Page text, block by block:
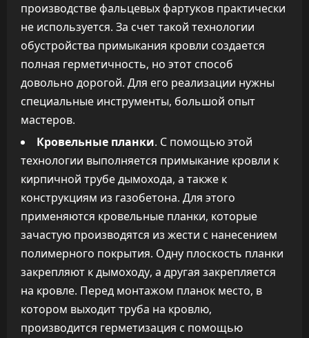
производстве фальцевых фартуков практически
не используется. За счет такой технологии
обустройства примыкания кровли создается
полная герметичность, но этот способ
довольно дорогой. Для его реализации нужны
специальные инструменты, большой опыт
мастеров.
Кровельные планки. С помощью этой
технологии выполняется примыкание кровли к
кирпичной трубе дымохода, а также к
конструкциям из газобетона. Для этого
применяются кровельные планки, которые
зачастую производятся из жести с нанесением
полимерного покрытия. Одну плоскость планки
закрепляют к дымоходу, а другая закрепляется
на кровле. Перед монтажом планок место, в
котором выходит труба на кровлю,
производится герметизация с помощью